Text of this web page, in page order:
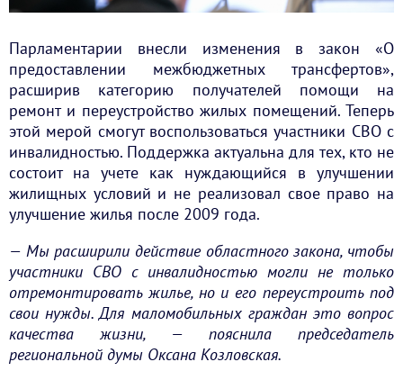
Парламентарии внесли изменения в закон «О
предоставлении межбюджетных трансфертов»,
расширив категорию получателей помощи на
ремонт и переустройство жилых помещений. Теперь
этой мерой смогут воспользоваться участники СВО с
инвалидностью. Поддержка актуальна для тех, кто не
состоит на учете как нуждающийся в улучшении
жилищных условий и не реализовал свое право на
улучшение жилья после 2009 года.
— Мы расширили действие областного закона, чтобы
участники СВО с инвалидностью могли не только
отремонтировать жилье, но и его переустроить под
свои нужды. Для маломобильных граждан это вопрос
качества жизни, — пояснила председатель
региональной думы Оксана Козловская.